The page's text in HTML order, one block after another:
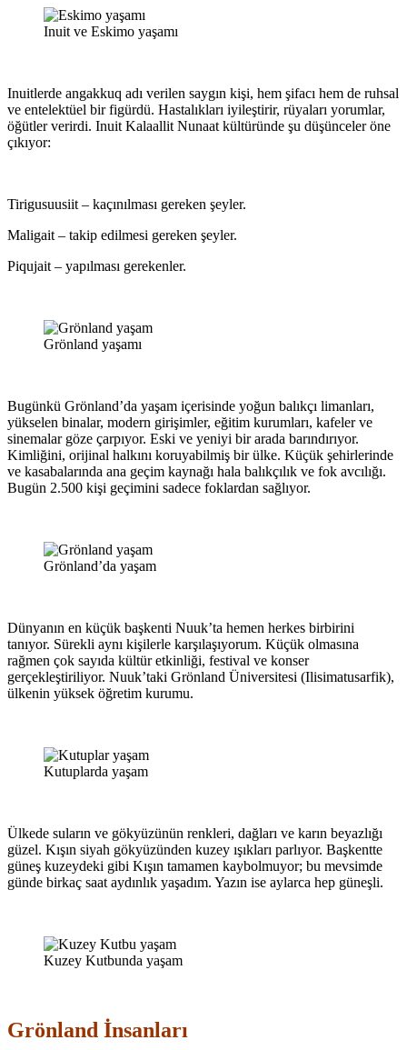
Inuit ve Eskimo yaşamı
Inuitlerde angakkuq adı verilen saygın kişi, hem şifacı hem de ruhsal
ve entelektüel bir figürdü. Hastalıkları iyileştirir, rüyaları yorumlar,
öğütler verirdi. Inuit Kalaallit Nunaat kültüründe şu düşünceler öne
çıkıyor:
Tirigusuusiit – kaçınılması gereken şeyler.
Maligait – takip edilmesi gereken şeyler.
Piqujait – yapılması gerekenler.
Grönland yaşamı
Bugünkü Grönland’da yaşam içerisinde yoğun balıkçı limanları,
yükselen binalar, modern girişimler, eğitim kurumları, kafeler ve
sinemalar göze çarpıyor. Eski ve yeniyi bir arada barındırıyor.
Kimliğini, orijinal halkını koruyabilmiş bir ülke. Küçük şehirlerinde
ve kasabalarında ana geçim kaynağı hala balıkçılık ve fok avcılığı.
Bugün 2.500 kişi geçimini sadece foklardan sağlıyor.
Grönland’da yaşam
Dünyanın en küçük başkenti Nuuk’ta hemen herkes birbirini
tanıyor. Sürekli aynı kişilerle karşılaşıyorum. Küçük olmasına
rağmen çok sayıda kültür etkinliği, festival ve konser
gerçekleştiriliyor. Nuuk’taki Grönland Üniversitesi (Ilisimatusarfik),
ülkenin yüksek öğretim kurumu.
Kutuplarda yaşam
Ülkede suların ve gökyüzünün renkleri, dağları ve karın beyazlığı
güzel. Kışın siyah gökyüzünden kuzey ışıkları parlıyor. Başkentte
güneş kuzeydeki gibi Kışın tamamen kaybolmuyor; bu mevsimde
günde birkaç saat aydınlık yaşadım. Yazın ise aylarca hep güneşli.
Kuzey Kutbunda yaşam
Grönland İnsanları